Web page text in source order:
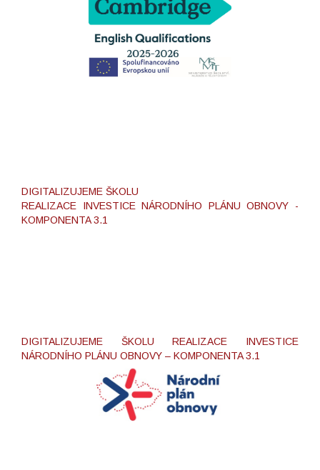
DIGITALIZUJEME ŠKOLU
REALIZACE INVESTICE NÁRODNÍHO PLÁNU OBNOVY -
KOMPONENTA 3.1
DIGITALIZUJEME ŠKOLU REALIZACE INVESTICE
NÁRODNÍHO PLÁNU OBNOVY – KOMPONENTA 3.1